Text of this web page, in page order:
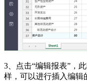
3、点击“编辑报表”，
样，可以进行插入编辑